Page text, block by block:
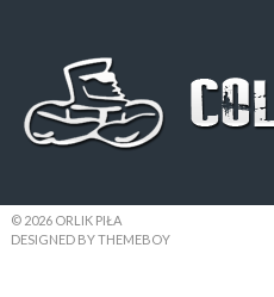
© 2026 ORLIK PIŁA
DESIGNED BY THEMEBOY